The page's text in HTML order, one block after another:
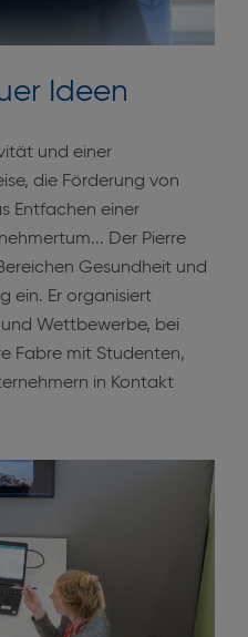
Ideen
und einer
die Förderung von
Entfachen einer
Der Pierre
Gesundheit und
ein. Er organisiert
Wettbewerbe, bei
Fabre mit Studenten,
in Kontakt